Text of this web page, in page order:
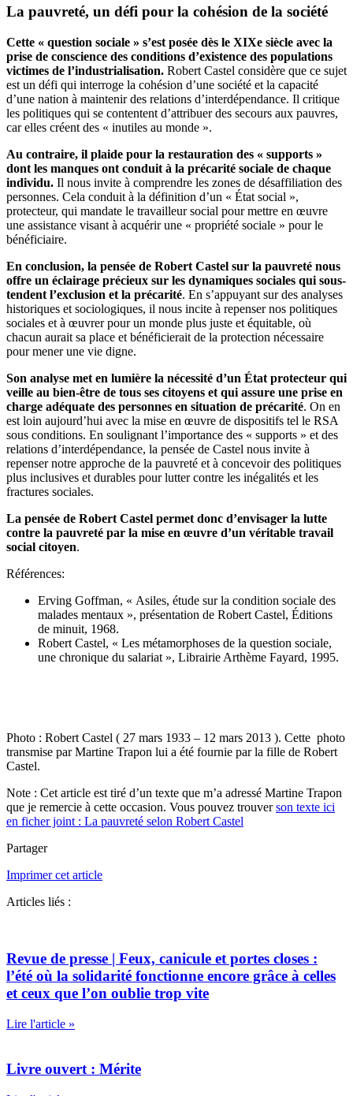
La pauvreté, un défi pour la cohésion de la société
Cette « question sociale » s’est posée dès le XIXe siècle avec la
prise de conscience des conditions d’existence des populations
victimes de l’industrialisation. Robert Castel considère que ce sujet
est un défi qui interroge la cohésion d’une société et la capacité
d’une nation à maintenir des relations d’interdépendance. Il critique
les politiques qui se contentent d’attribuer des secours aux pauvres,
car elles créent des « inutiles au monde ».
Au contraire, il plaide pour la restauration des « supports »
dont les manques ont conduit à la précarité sociale de chaque
individu. Il nous invite à comprendre les zones de désaffiliation des
personnes. Cela conduit à la définition d’un « État social »,
protecteur, qui mandate le travailleur social pour mettre en œuvre
une assistance visant à acquérir une « propriété sociale » pour le
bénéficiaire.
En conclusion, la pensée de Robert Castel sur la pauvreté nous
offre un éclairage précieux sur les dynamiques sociales qui sous-
tendent l’exclusion et la précarité. En s’appuyant sur des analyses
historiques et sociologiques, il nous incite à repenser nos politiques
sociales et à œuvrer pour un monde plus juste et équitable, où
chacun aurait sa place et bénéficierait de la protection nécessaire
pour mener une vie digne.
Son analyse met en lumière la nécessité d’un État protecteur qui
veille au bien-être de tous ses citoyens et qui assure une prise en
charge adéquate des personnes en situation de précarité. On en
est loin aujourd’hui avec la mise en œuvre de dispositifs tel le RSA
sous conditions. En soulignant l’importance des « supports » et des
relations d’interdépendance, la pensée de Castel nous invite à
repenser notre approche de la pauvreté et à concevoir des politiques
plus inclusives et durables pour lutter contre les inégalités et les
fractures sociales.
La pensée de Robert Castel permet donc d’envisager la lutte
contre la pauvreté par la mise en œuvre d’un véritable travail
social citoyen.
Références:
Erving Goffman, « Asiles, étude sur la condition sociale des
malades mentaux », présentation de Robert Castel, Éditions
de minuit, 1968.
Robert Castel, « Les métamorphoses de la question sociale,
une chronique du salariat », Librairie Arthème Fayard, 1995.
Photo : Robert Castel ( 27 mars 1933 – 12 mars 2013 ). Cette photo
transmise par Martine Trapon lui a été fournie par la fille de Robert
Castel.
Note : Cet article est tiré d’un texte que m’a adressé Martine Trapon
que je remercie à cette occasion. Vous pouvez trouverson texte ici
en ficher joint : La pauvreté selon Robert Castel
Partager
Imprimer cet article
Articles liés :
Revue de presse | Feux, canicule et portes closes :
l’été où la solidarité fonctionne encore grâce à celles
et ceux que l’on oublie trop vite
Lire l'article »
Livre ouvert : Mérite